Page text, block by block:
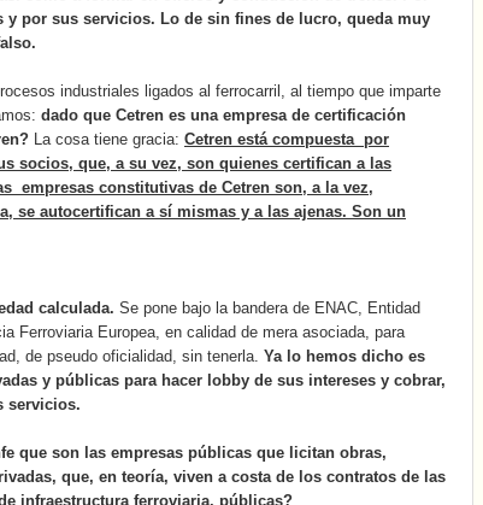
por sus servicios. Lo de sin fines de lucro, queda muy
industriales ligados al ferrocarril, al tiempo que imparte
dado que Cetren es una empresa de certificación
La cosa tiene gracia: Cetren está compuesta por
socios, que, a su vez, son quienes certifican a las
empresas constitutivas de Cetren son, a la vez,
se autocertifican a sí mismas y a las ajenas. Son un
calculada. Se pone bajo la bandera de ENAC, Entidad
Ferroviaria Europea, en calidad de mera asociada, para
de pseudo oficialidad, sin tenerla. Ya lo hemos dicho es
y públicas para hacer lobby de sus intereses y cobrar,
servicios.
que son las empresas públicas que licitan obras,
que, en teoría, viven a costa de los contratos de las
infraestructura ferroviaria, públicas?